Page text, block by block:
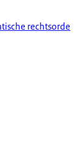
rechtsorde